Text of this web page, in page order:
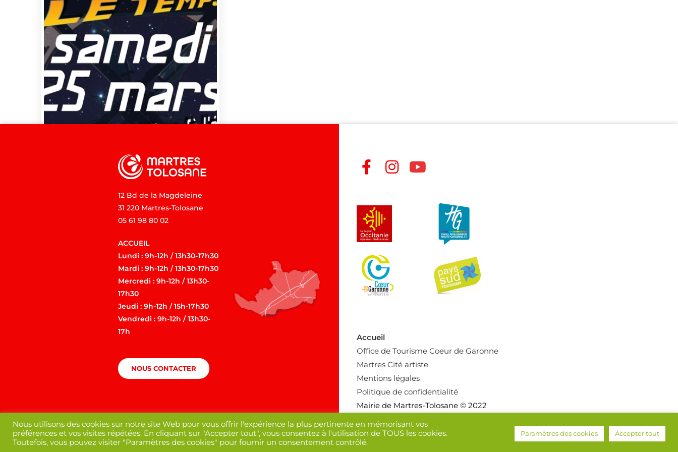
12 Bd de la Magdeleine
31 220 Martres-Tolosane
05 61 98 80 02
ACCUEIL
Lundi : 9h-12h / 13h30-17h30
Mardi : 9h-12h / 13h30-17h30
Mercredi : 9h-12h / 13h30-
17h30
Jeudi : 9h-12h / 15h-17h30
Vendredi : 9h-12h / 13h30-
17h
NOUS CONTACTER
Accueil
Office de Tourisme Coeur de Garonne
Martres Cité artiste
Mentions légales
Politique de confidentialité
Mairie de Martres-Tolosane © 2022
Nous utilisons des cookies sur notre site Web pour vous offrir l'expérience la plus pertinente en mémorisant vos
préférences et vos visites répétées. En cliquant sur "Accepter tout", vous consentez à l'utilisation de TOUS les cookies.
Toutefois, vous pouvez visiter "Paramètres des cookies" pour fournir un consentement contrôlé.
Paramètres des cookies Accepter tout